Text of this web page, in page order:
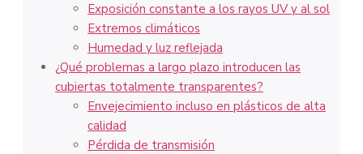
Exposición constante a los rayos UV y al sol
Extremos climáticos
Humedad y luz reflejada
¿Qué problemas a largo plazo introducen las
cubiertas totalmente transparentes?
Envejecimiento incluso en plásticos de alta
calidad
Pérdida de transmisión